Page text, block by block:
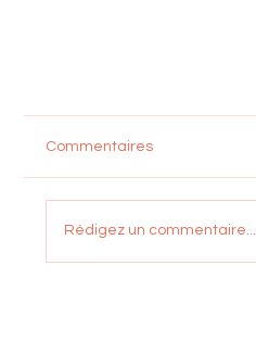
Commentaires
Rédigez un commentaire...